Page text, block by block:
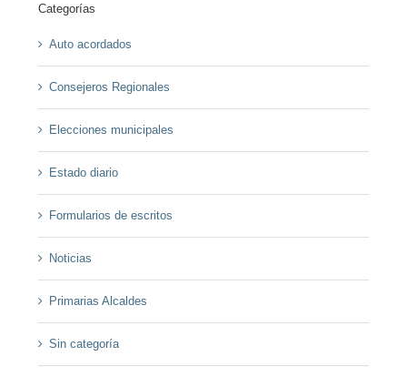
Categorías
Auto acordados
Consejeros Regionales
Elecciones municipales
Estado diario
Formularios de escritos
Noticias
Primarias Alcaldes
Sin categoría